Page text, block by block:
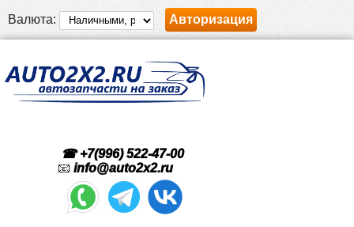
Валюта: Авторизация
☎ +7(996) 522-47-00
📧 info@auto2x2.ru